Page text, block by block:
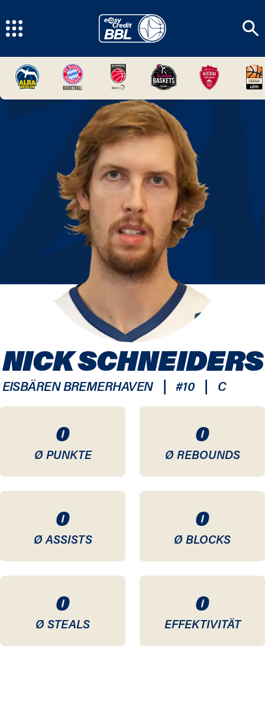
0
Ø PUNKTE
0
Ø REBOUNDS
0
Ø ASSISTS
0
Ø BLOCKS
0
Ø STEALS
0
EFFEKTIVITÄT
NICK SCHNEIDERS
EISBÄREN BREMERHAVEN | #10 | C